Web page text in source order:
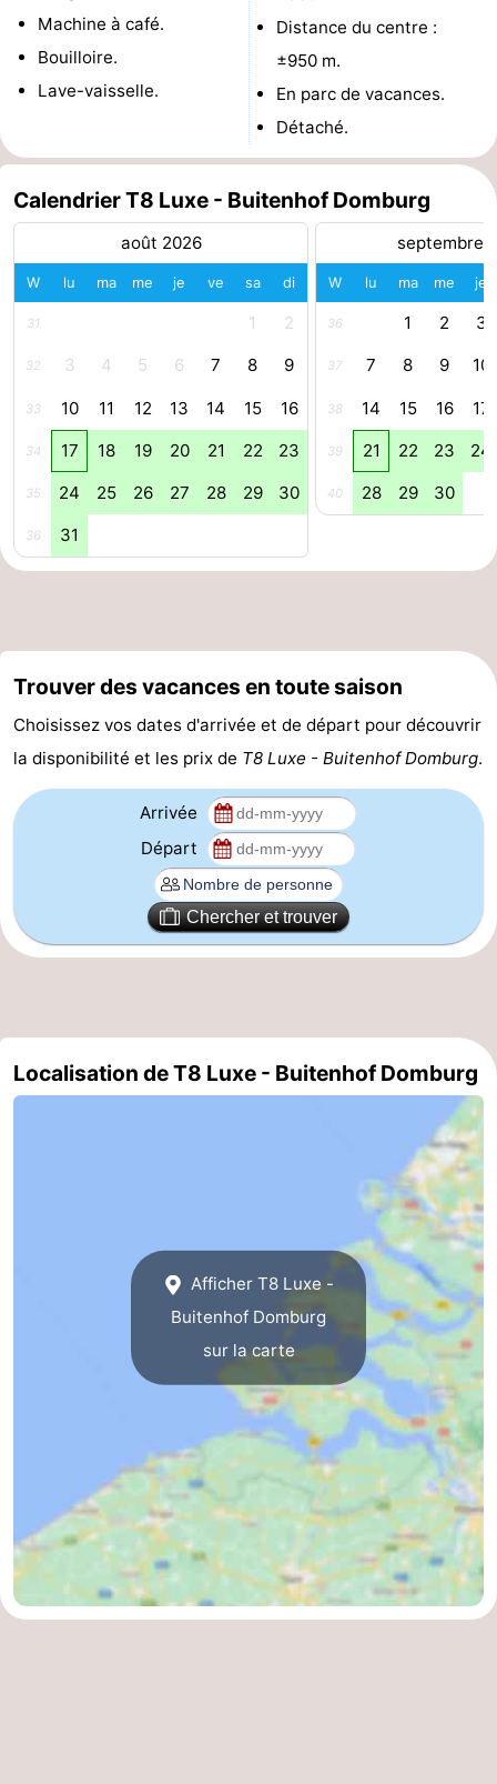
Zierikzee
Nature
-
Haamstede
Nature
van
Walcheren
Veere
Nature
de
Mantelingen
Westkapelle
Zoutelande
bos
Vlissingen
-
Middelburg
Zeeuws-
Vlaanderen
Cadzand
Het
Zwin
Contact
Machine à café.
Bouilloire.
Lave-vaisselle.
Distance du centre :
±950 m.
En parc de vacances.
Détaché.
Calendrier T8 Luxe - Buitenhof Domburg
août 2026
W lu ma me je ve sa di
31 1 2
32 3 4 5 6 7 8 9
33 10 11 12 13 14 15 16
34 17 18 19 20 21 22 23
35 24 25 26 27 28 29 30
36 31
septembre
W lu ma me je
36 1 2 3
37 7 8 9 10
38 14 15 16 17
39 21 22 23 24
40 28 29 30
Trouver des vacances en toute saison
Choisissez vos dates d'arrivée et de départ pour découvrir
la disponibilité et les prix de T8 Luxe - Buitenhof Domburg.
Arrivée
Départ
Chercher et trouver
Localisation de T8 Luxe - Buitenhof Domburg
Afficher T8 Luxe -
Buitenhof Domburg
sur la carte